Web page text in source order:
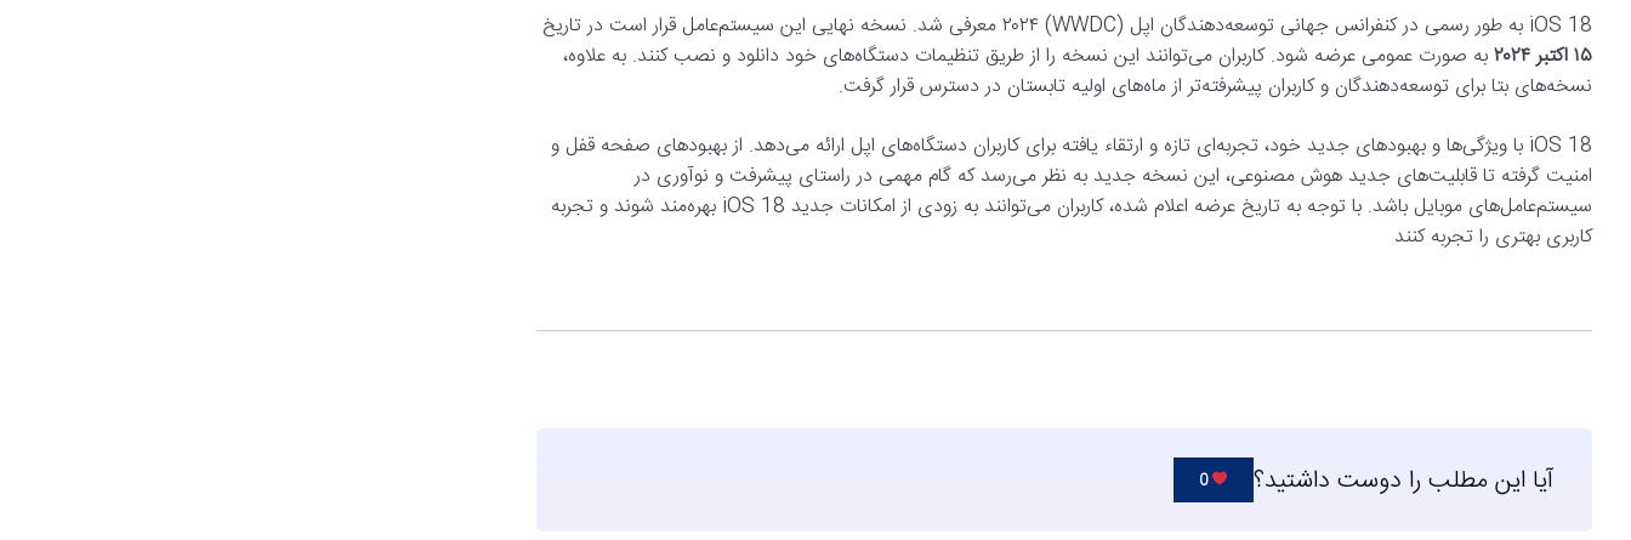
iOS 18 به طور رسمی در کنفرانس جهانی توسعه‌دهندگان اپل (WWDC) ۲۰۲۴ معرفی شد. نسخه نهایی این سیستم‌عامل قرار است در تاریخ
۱۵ اکتبر ۲۰۲۴
به صورت عمومی عرضه شود. کاربران می‌توانند این نسخه را از طریق تنظیمات دستگاه‌های خود دانلود و نصب کنند. به علاوه،
نسخه‌های بتا برای توسعه‌دهندگان و کاربران پیشرفته‌تر از ماه‌های اولیه تابستان در دسترس قرار گرفت.
iOS 18 با ویژگی‌ها و بهبودهای جدید خود، تجربه‌ای تازه و ارتقاء یافته برای کاربران دستگاه‌های اپل ارائه می‌دهد. از بهبودهای صفحه قفل و
امنیت گرفته تا قابلیت‌های جدید هوش مصنوعی، این نسخه جدید به نظر می‌رسد که گام مهمی در راستای پیشرفت و نوآوری در
سیستم‌عامل‌های موبایل باشد. با توجه به تاریخ عرضه اعلام شده، کاربران می‌توانند به زودی از امکانات جدید iOS 18 بهره‌مند شوند و تجربه
کاربری بهتری را تجربه کنند
آیا این مطلب را دوست داشتید؟ 0